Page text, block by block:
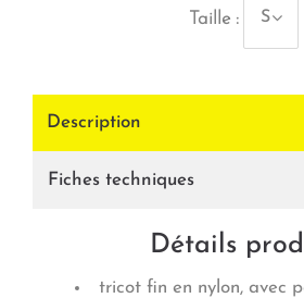
Taille : S
Description
Fiches techniques
Détails
tricot fin en nylon, avec